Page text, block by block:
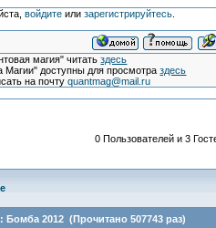
войдитеили зарегистрируйтесь.
магия" читатьздесь
Магии" доступны для просмотраздесь
на почтуquantmag@mail.ru
0 Пользователей и 3
Бомба 2012 (Прочитано 507743 раз)